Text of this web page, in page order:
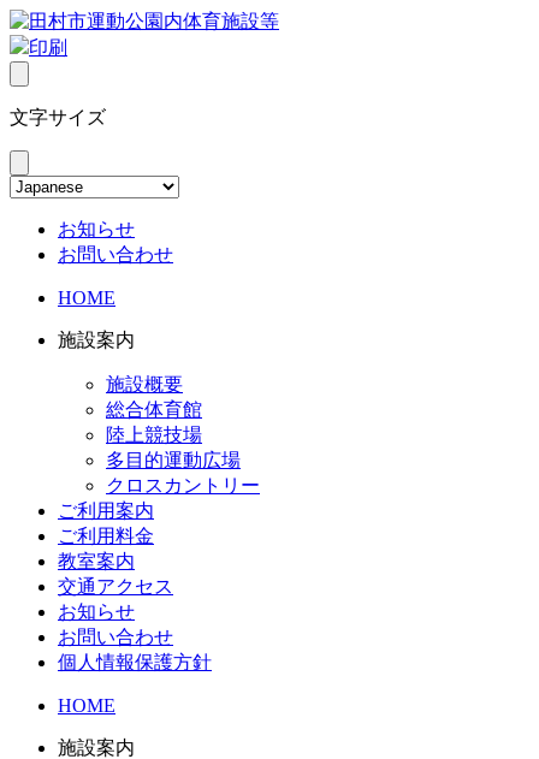
印刷
文字サイズ
お知らせ
お問い合わせ
HOME
施設案内
施設概要
総合体育館
陸上競技場
多目的運動広場
クロスカントリー
ご利用案内
ご利用料金
教室案内
交通アクセス
お知らせ
お問い合わせ
個人情報保護方針
HOME
施設案内